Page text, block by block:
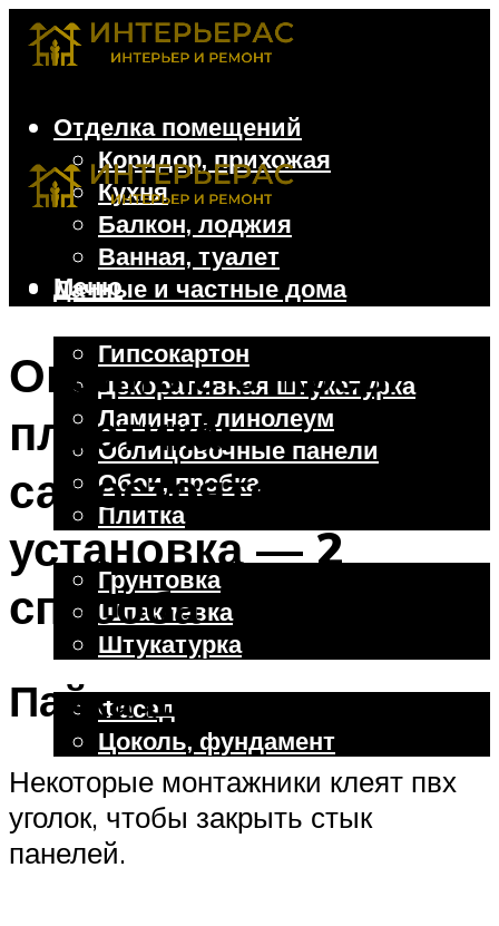
Отделка помещений
Коридор, прихожая
Кухня
Балкон, лоджия
Ванная, туалет
Дачные и частные дома
Гипсокартон
Декоративная штукатурка
Ламинат, линолеум
Облицовочные панели
Обои, пробка
Плитка
Отделочные работы
Грунтовка
Шпаклевка
Штукатурка
Внешняя отделка
Фасад
Цоколь, фундамент
Меню
Меню
Оконные откосы из
пластика:
самостоятельная
установка — 2
способа
Пайка швов
Некоторые монтажники клеят пвх
уголок, чтобы закрыть стык
панелей.